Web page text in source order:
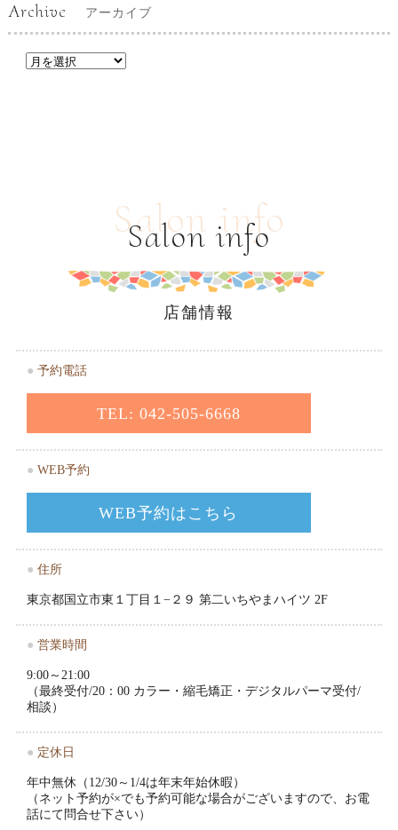
Archive アーカイブ
Salon info
Salon info
店舗情報
● 予約電話
TEL: 042-505-6668
● WEB予約
WEB予約はこちら
● 住所
東京都国立市東１丁目１−２９ 第二いちやまハイツ 2F
● 営業時間
9:00～21:00
（最終受付/20：00 カラー・縮毛矯正・デジタルパーマ受付/
相談）
● 定休日
年中無休（12/30～1/4は年末年始休暇）
（ネット予約が×でも予約可能な場合がございますので、お電
話にて問合せ下さい）